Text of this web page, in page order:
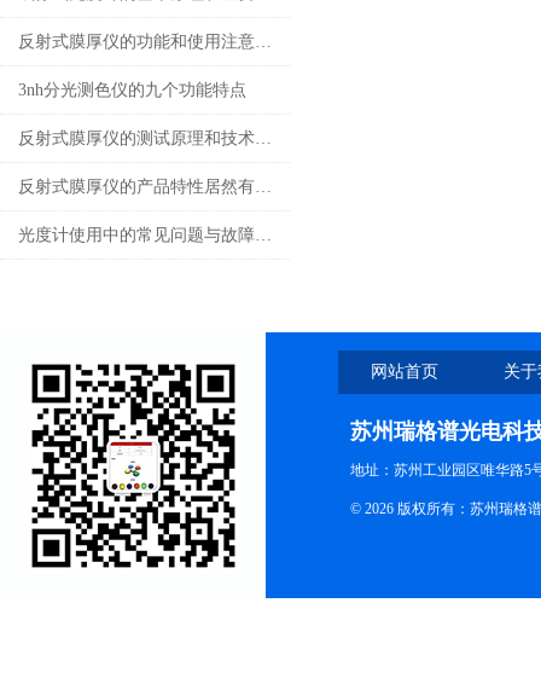
反射式膜厚仪的功能和使用注意事项
3nh分光测色仪的九个功能特点
反射式膜厚仪的测试原理和技术功能说明
反射式膜厚仪的产品特性居然有这么多
光度计使用中的常见问题与故障处理指南
网站首页 关
苏州瑞格谱光电科
地址：苏州工业园区唯华路5
© 2026 版权所有：苏州瑞格